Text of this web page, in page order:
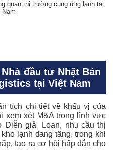
quan thị trường cung ứng lạnh tại
Nam
đầu tư Nhật Bản
tại Việt Nam
tích chi tiết về khẩu vị của
xem xét M&A trong lĩnh vực
Diễn giả Loan, nhu cầu thị
lạnh đang tăng, trong khi
tạo ra cơ hội hấp dẫn cho